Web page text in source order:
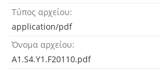
Τύπος αρχείου
application/pdf
Όνομα αρχείου
A1.S4.Y1.F20110.pdf